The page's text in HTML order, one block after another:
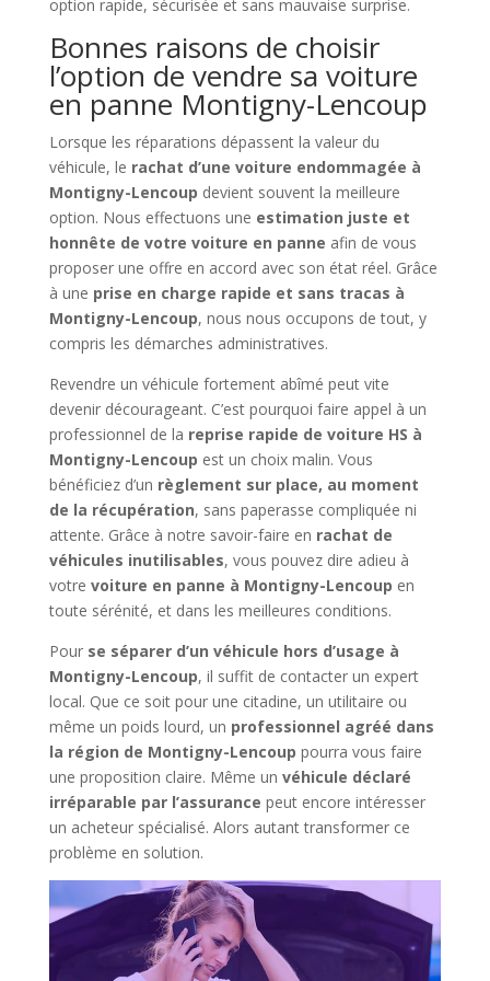
option rapide, sécurisée et sans mauvaise surprise.
Bonnes raisons de choisir
l’option de vendre sa voiture
en panne Montigny-Lencoup
Lorsque les réparations dépassent la valeur du
véhicule, le rachat d’une voiture endommagée à
Montigny-Lencoup devient souvent la meilleure
option. Nous effectuons une estimation juste et
honnête de votre voiture en panne afin de vous
proposer une offre en accord avec son état réel. Grâce
à une prise en charge rapide et sans tracas à
Montigny-Lencoup, nous nous occupons de tout, y
compris les démarches administratives.
Revendre un véhicule fortement abîmé peut vite
devenir décourageant. C’est pourquoi faire appel à un
professionnel de la reprise rapide de voiture HS à
Montigny-Lencoup est un choix malin. Vous
bénéficiez d’un règlement sur place, au moment
de la récupération, sans paperasse compliquée ni
attente. Grâce à notre savoir-faire en rachat de
véhicules inutilisables, vous pouvez dire adieu à
votre voiture en panne à Montigny-Lencoup en
toute sérénité, et dans les meilleures conditions.
Pour se séparer d’un véhicule hors d’usage à
Montigny-Lencoup, il suffit de contacter un expert
local. Que ce soit pour une citadine, un utilitaire ou
même un poids lourd, un professionnel agréé dans
la région de Montigny-Lencoup pourra vous faire
une proposition claire. Même un véhicule déclaré
irréparable par l’assurance peut encore intéresser
un acheteur spécialisé. Alors autant transformer ce
problème en solution.